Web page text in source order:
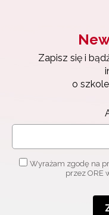
Zapisz się i
o
Wyrażam zgodę na
przez ORE